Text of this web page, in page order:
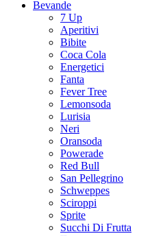
Bevande
7 Up
Aperitivi
Bibite
Coca Cola
Energetici
Fanta
Fever Tree
Lemonsoda
Lurisia
Neri
Oransoda
Powerade
Red Bull
San Pellegrino
Schweppes
Sciroppi
Sprite
Succhi Di Frutta